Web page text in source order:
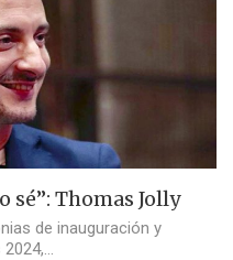
sé”: Thomas Jolly
de inauguración y